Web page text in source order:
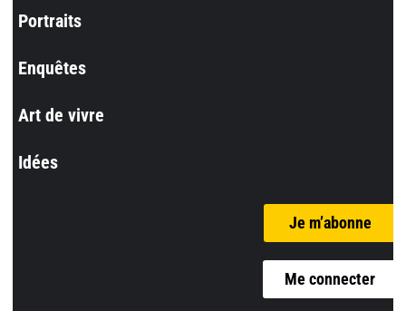
Portraits
Enquêtes
Art de vivre
Idées
Je m’abonne
Me connecter